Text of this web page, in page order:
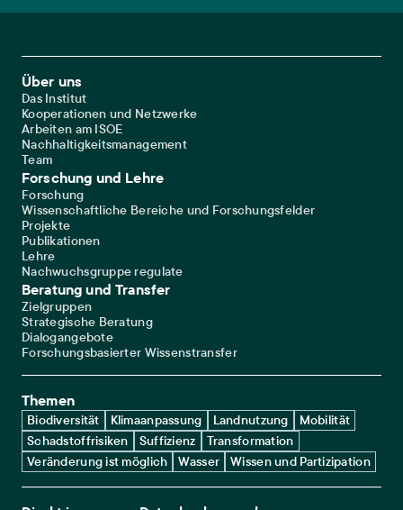
Footer Main Navigation
Über uns
Das Institut
Kooperationen und Netzwerke
Arbeiten am ISOE
Nachhaltigkeitsmanagement
Team
Forschung und Lehre
Forschung
Wissenschaftliche Bereiche und Forschungsfelder
Projekte
Publikationen
Lehre
Nachwuchsgruppe regulate
Beratung und Transfer
Zielgruppen
Strategische Beratung
Dialogangebote
Forschungsbasierter Wissenstransfer
Themen
Biodiversität Klimaanpassung Landnutzung
Mobilität
Schadstoffrisiken
Suffizienz
Transformation
Veränderung ist möglich
Wasser Wissen und Partizipation